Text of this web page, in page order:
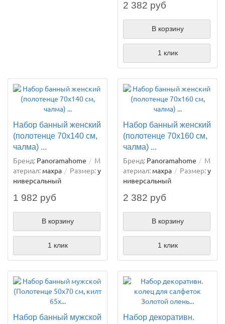
2 382 руб
В корзину
1 клик
Набор банный женский
(полотенце 70х140 см,
чалма) ...
Бренд: Panoramahome
М
атериал: махра Размер:у
ниверсальный
1 982 руб
В корзину
1 клик
Набор банный женский
(полотенце 70х160 см,
чалма) ...
Бренд: Panoramahome
М
атериал: махра Размер:у
ниверсальный
2 382 руб
В корзину
1 клик
Набор банный мужской
Набор декоративн.